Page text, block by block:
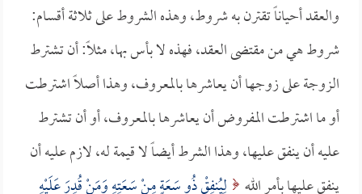
والعقد أحياناً تقترن به شروط، وهذه الشروط على ثلاثة أقسام:
شروط هي من مقتضى العقد، فهذه لا بأس بها، مثلاً: أن تشترط
الزوجة على زوجها أن يعاشرها بالمعروف، وهذا أصلاً اشترطت
أو ما اشترطت المفروض أن يعاشرها بالمعروف، أو أن تشترط
عليه أن ينفق عليها، وهذا الشرط أيضاً لا قيمة له، لازم عليه أن
ينفق عليها بأمر الله لِيُنفِقْ ذُو سَعَةٍ مِنْ سَعَتِهِ وَمَنْ قُدِرَ عَلَيْهِ